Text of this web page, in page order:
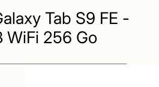
Tab S9 FE -
WiFi 256 Go